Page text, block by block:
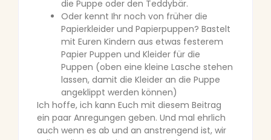
die Puppe oder den Teddybär.
Oder kennt Ihr noch von früher die
Papierkleider und Papierpuppen? Bastelt
mit Euren Kindern aus etwas festerem
Papier Puppen und Kleider für die
Puppen (oben eine kleine Lasche stehen
lassen, damit die Kleider an die Puppe
angeklippt werden können)
Ich hoffe, ich kann Euch mit diesem Beitrag
ein paar Anregungen geben. Und mal ehrlich
auch wenn es ab und an anstrengend ist, wir